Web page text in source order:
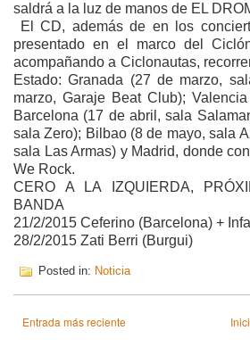
saldrá a la luz de manos de EL
El CD, además de en los
presentado en el marco del
acompañando a Ciclonautas,
Estado: Granada (27 de marzo,
marzo, Garaje Beat Club);
Barcelona (17 de abril, sala
sala Zero); Bilbao (8 de mayo, sala
sala Las Armas) y Madrid, donde
We Rock.
CERO A LA IZQUIERDA,
BANDA
21/2/2015 Ceferino (Barcelona) +
28/2/2015 Zati Berri (Burgui)
Posted in: Noticia
Entrada más reciente